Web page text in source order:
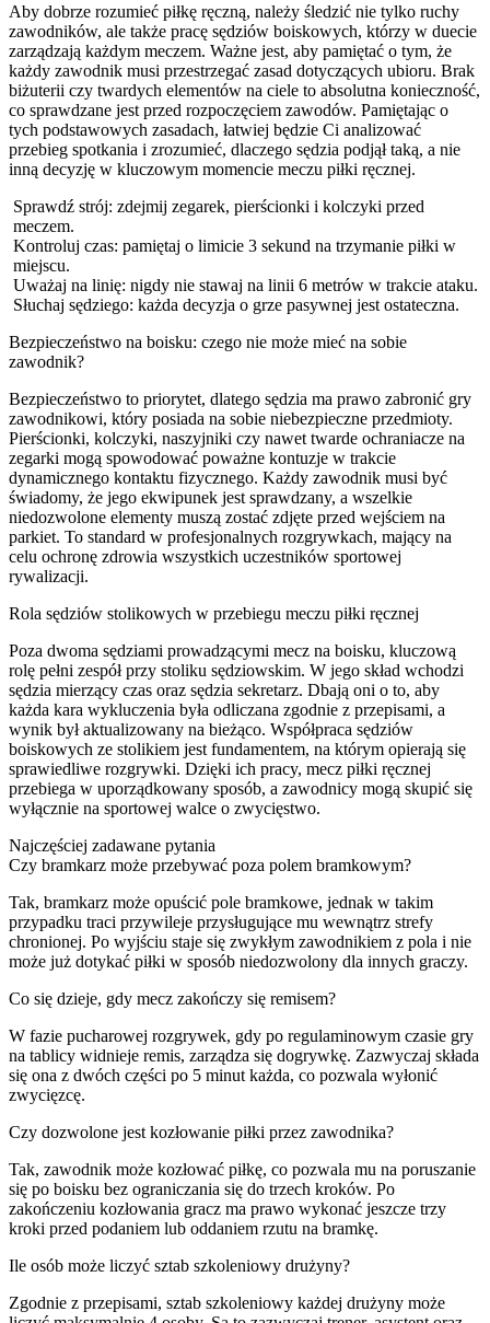
Aby dobrze rozumieć piłkę ręczną, należy śledzić nie tylko ruchy
zawodników, ale także pracę sędziów boiskowych, którzy w duecie
zarządzają każdym meczem. Ważne jest, aby pamiętać o tym, że
każdy zawodnik musi przestrzegać zasad dotyczących ubioru. Brak
biżuterii czy twardych elementów na ciele to absolutna konieczność,
co sprawdzane jest przed rozpoczęciem zawodów. Pamiętając o
tych podstawowych zasadach, łatwiej będzie Ci analizować
przebieg spotkania i zrozumieć, dlaczego sędzia podjął taką, a nie
inną decyzję w kluczowym momencie meczu piłki ręcznej.
Sprawdź strój: zdejmij zegarek, pierścionki i kolczyki przed
meczem.
Kontroluj czas: pamiętaj o limicie 3 sekund na trzymanie piłki w
miejscu.
Uważaj na linię: nigdy nie stawaj na linii 6 metrów w trakcie ataku.
Słuchaj sędziego: każda decyzja o grze pasywnej jest ostateczna.
Bezpieczeństwo na boisku: czego nie może mieć na sobie
zawodnik?
Bezpieczeństwo to priorytet, dlatego sędzia ma prawo zabronić gry
zawodnikowi, który posiada na sobie niebezpieczne przedmioty.
Pierścionki, kolczyki, naszyjniki czy nawet twarde ochraniacze na
zegarki mogą spowodować poważne kontuzje w trakcie
dynamicznego kontaktu fizycznego. Każdy zawodnik musi być
świadomy, że jego ekwipunek jest sprawdzany, a wszelkie
niedozwolone elementy muszą zostać zdjęte przed wejściem na
parkiet. To standard w profesjonalnych rozgrywkach, mający na
celu ochronę zdrowia wszystkich uczestników sportowej
rywalizacji.
Rola sędziów stolikowych w przebiegu meczu piłki ręcznej
Poza dwoma sędziami prowadzącymi mecz na boisku, kluczową
rolę pełni zespół przy stoliku sędziowskim. W jego skład wchodzi
sędzia mierzący czas oraz sędzia sekretarz. Dbają oni o to, aby
każda kara wykluczenia była odliczana zgodnie z przepisami, a
wynik był aktualizowany na bieżąco. Współpraca sędziów
boiskowych ze stolikiem jest fundamentem, na którym opierają się
sprawiedliwe rozgrywki. Dzięki ich pracy, mecz piłki ręcznej
przebiega w uporządkowany sposób, a zawodnicy mogą skupić się
wyłącznie na sportowej walce o zwycięstwo.
Najczęściej zadawane pytania
Czy bramkarz może przebywać poza polem bramkowym?
Tak, bramkarz może opuścić pole bramkowe, jednak w takim
przypadku traci przywileje przysługujące mu wewnątrz strefy
chronionej. Po wyjściu staje się zwykłym zawodnikiem z pola i nie
może już dotykać piłki w sposób niedozwolony dla innych graczy.
Co się dzieje, gdy mecz zakończy się remisem?
W fazie pucharowej rozgrywek, gdy po regulaminowym czasie gry
na tablicy widnieje remis, zarządza się dogrywkę. Zazwyczaj składa
się ona z dwóch części po 5 minut każda, co pozwala wyłonić
zwycięzcę.
Czy dozwolone jest kozłowanie piłki przez zawodnika?
Tak, zawodnik może kozłować piłkę, co pozwala mu na poruszanie
się po boisku bez ograniczania się do trzech kroków. Po
zakończeniu kozłowania gracz ma prawo wykonać jeszcze trzy
kroki przed podaniem lub oddaniem rzutu na bramkę.
Ile osób może liczyć sztab szkoleniowy drużyny?
Zgodnie z przepisami, sztab szkoleniowy każdej drużyny może